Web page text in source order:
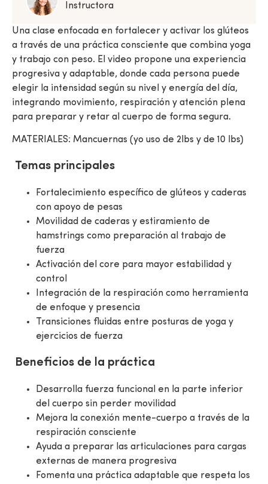
Instructora
Una clase enfocada en fortalecer y activar los glúteos
a través de una práctica consciente que combina yoga
y trabajo con peso. El video propone una experiencia
progresiva y adaptable, donde cada persona puede
elegir la intensidad según su nivel y energía del día,
integrando movimiento, respiración y atención plena
para preparar y retar al cuerpo de forma segura.
MATERIALES: Mancuernas (yo uso de 2lbs y de 10 lbs)
Temas principales
Fortalecimiento específico de glúteos y caderas
con apoyo de pesas
Movilidad de caderas y estiramiento de
hamstrings como preparación al trabajo de
fuerza
Activación del core para mayor estabilidad y
control
Integración de la respiración como herramienta
de enfoque y presencia
Transiciones fluidas entre posturas de yoga y
ejercicios de fuerza
Beneficios de la práctica
Desarrolla fuerza funcional en la parte inferior
del cuerpo sin perder movilidad
Mejora la conexión mente-cuerpo a través de la
respiración consciente
Ayuda a preparar las articulaciones para cargas
externas de manera progresiva
Fomenta una práctica adaptable que respeta los